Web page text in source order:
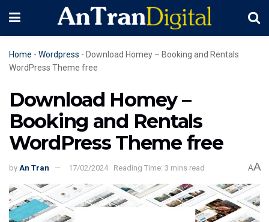
Home - Wordpress - Download Homey – Booking and Rentals
WordPress Theme free
Download Homey –
Booking and Rentals
WordPress Theme free
by An Tran 17/02/2024 Reading Time: 3 mins read AA